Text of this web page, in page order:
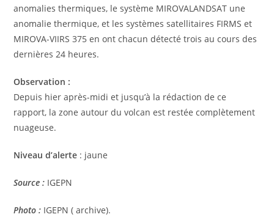
anomalies thermiques, le système MIROVALANDSAT une
anomalie thermique, et les systèmes satellitaires FIRMS et
MIROVA-VIIRS 375 en ont chacun détecté trois au cours des
dernières 24 heures.
Observation :
Depuis hier après-midi et jusqu’à la rédaction de ce
rapport, la zone autour du volcan est restée complètement
nuageuse.
Niveau d’alerte : jaune
Source : IGEPN
Photo : IGEPN ( archive).